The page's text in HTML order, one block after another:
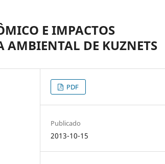
E IMPACTOS
DE KUZNETS
PDF
Publicado
2013-10-15